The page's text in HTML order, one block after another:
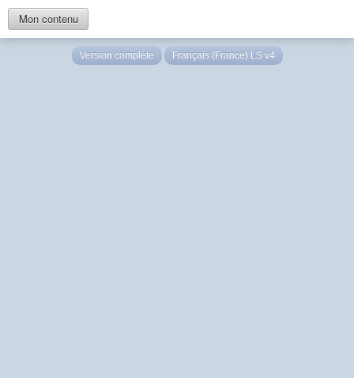
Mon contenu
Version complète Français (France) LS v4